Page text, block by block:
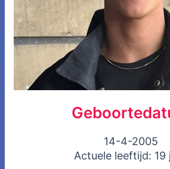
14-4-2005
Actuele leeftijd: 19